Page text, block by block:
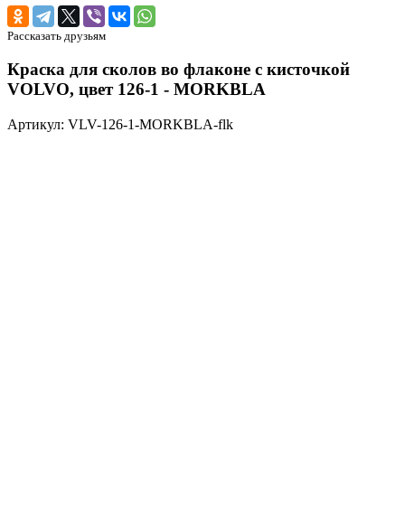
Рассказать друзьям
Краска для сколов во флаконе с кисточкой
VOLVO, цвет 126-1 - MORKBLA
Артикул: VLV-126-1-MORKBLA-flk